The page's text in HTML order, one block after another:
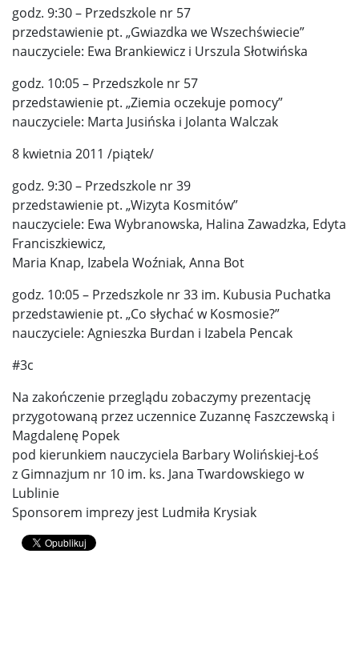
godz. 9:30 – Przedszkole nr 57
przedstawienie pt. „Gwiazdka we Wszechświecie”
nauczyciele: Ewa Brankiewicz i Urszula Słotwińska
godz. 10:05 – Przedszkole nr 57
przedstawienie pt. „Ziemia oczekuje pomocy”
nauczyciele: Marta Jusińska i Jolanta Walczak
8 kwietnia 2011 /piątek/
godz. 9:30 – Przedszkole nr 39
przedstawienie pt. „Wizyta Kosmitów”
nauczyciele: Ewa Wybranowska, Halina Zawadzka, Edyta
Franciszkiewicz,
Maria Knap, Izabela Woźniak, Anna Bot
godz. 10:05 – Przedszkole nr 33 im. Kubusia Puchatka
przedstawienie pt. „Co słychać w Kosmosie?”
nauczyciele: Agnieszka Burdan i Izabela Pencak
#3c
Na zakończenie przeglądu zobaczymy prezentację
przygotowaną przez uczennice Zuzannę Faszczewską i
Magdalenę Popek
pod kierunkiem nauczyciela Barbary Wolińskiej-Łoś
z Gimnazjum nr 10 im. ks. Jana Twardowskiego w
Lublinie
Sponsorem imprezy jest Ludmiła Krysiak